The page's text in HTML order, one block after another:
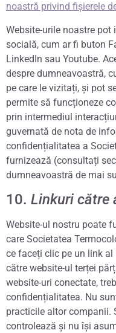
noastră privind fișierele
Website-urile noastre
socială, cum ar fi buton
LinkedIn sau Youtube.
despre dumneavoastră,
pe care le vizitați, și pot
permite să funcționeze
prin intermediul
guvernată de nota de
confidențialitatea a
furnizează (consultați
dumneavoastră de mai
10. Linkuri către
Website-ul nostru poate
care Societatea
ce faceți clic pe un link
către website-ul terței
website-uri conectate,
confidențialitatea. Nu
practicile altor companii.
controlează și nu își